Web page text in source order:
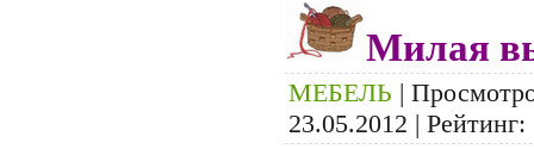
Милая
МЕБЕЛЬ |
23.05.2012 | Рейтинг: